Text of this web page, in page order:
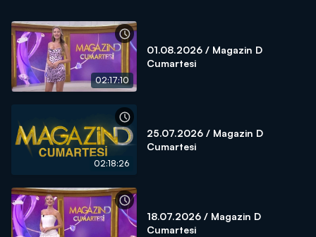
02:17:10
01.08.2026 / Magazin D
Cumartesi
02:18:26
25.07.2026 / Magazin D
Cumartesi
18.07.2026 / Magazin D
Cumartesi